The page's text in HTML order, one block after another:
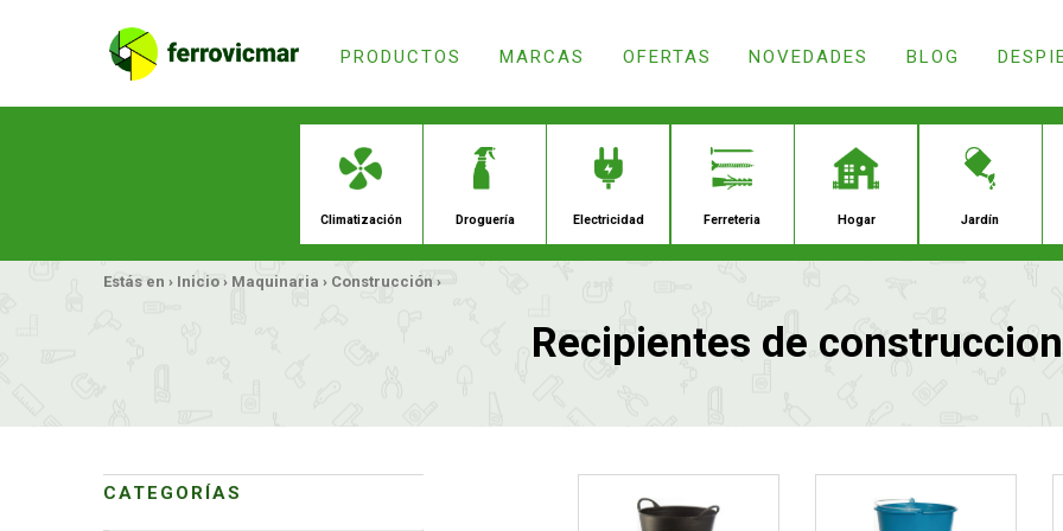
PRODUCTOS MARCAS OFERTAS NOVEDADES BLOG
Estás en › Inicio › Maquinaria › Construcción ›
Recipientes de construccion
CATEGORÍAS